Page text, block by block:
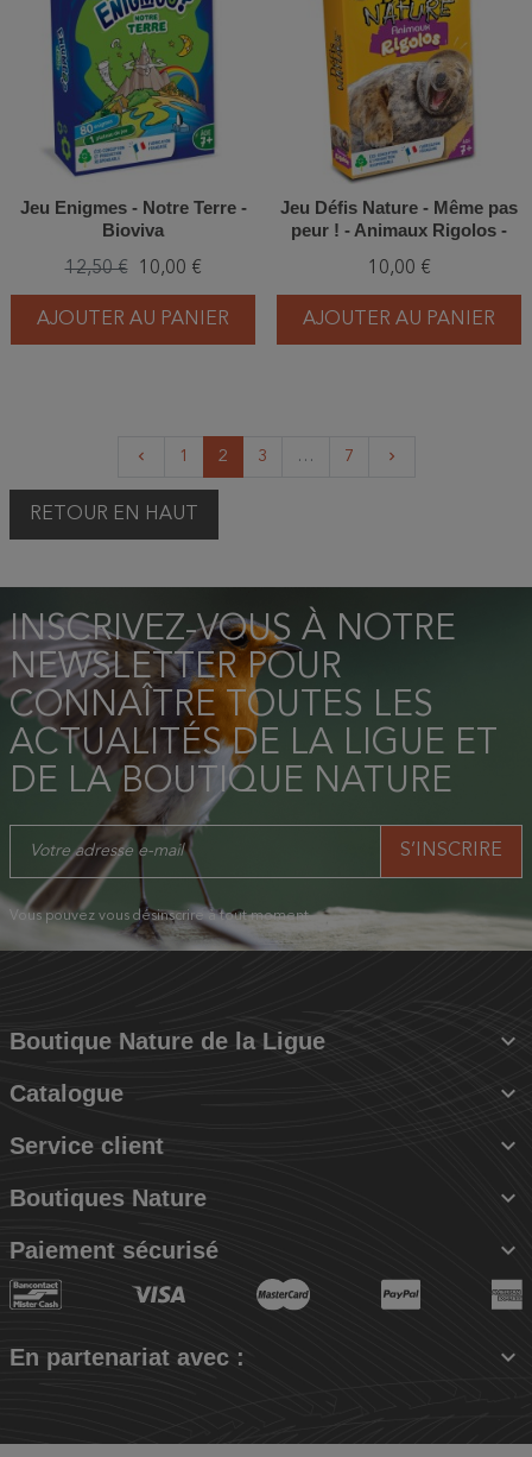
Jeu Enigmes - Notre Terre -
Bioviva
12,50 € 10,00 €
AJOUTER AU PANIER
Jeu Défis Nature - Même pas
peur ! - Animaux Rigolos -
10,00 €
AJOUTER AU PANIER
keyboard_arrow_left Précédent
1 2 3 … 7 keyboard_arrow_right
RETOUR EN HAUT
INSCRIVEZ-VOUS À NOTRE
NEWSLETTER POUR
CONNAÎTRE TOUTES LES
ACTUALITÉS DE LA LIGUE ET
DE LA BOUTIQUE NATURE
Vous pouvez vous désinscrire à tout moment.
Boutique Nature de la Ligue 
Catalogue 
Service client 
Boutiques Nature 
Paiement sécurisé 
En partenariat avec : 